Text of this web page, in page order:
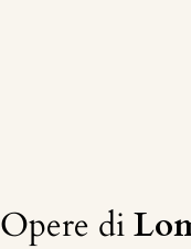
Opere di